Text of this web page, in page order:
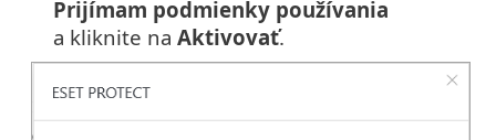
Prijímam podmienky používania
a kliknite na Aktivovať.